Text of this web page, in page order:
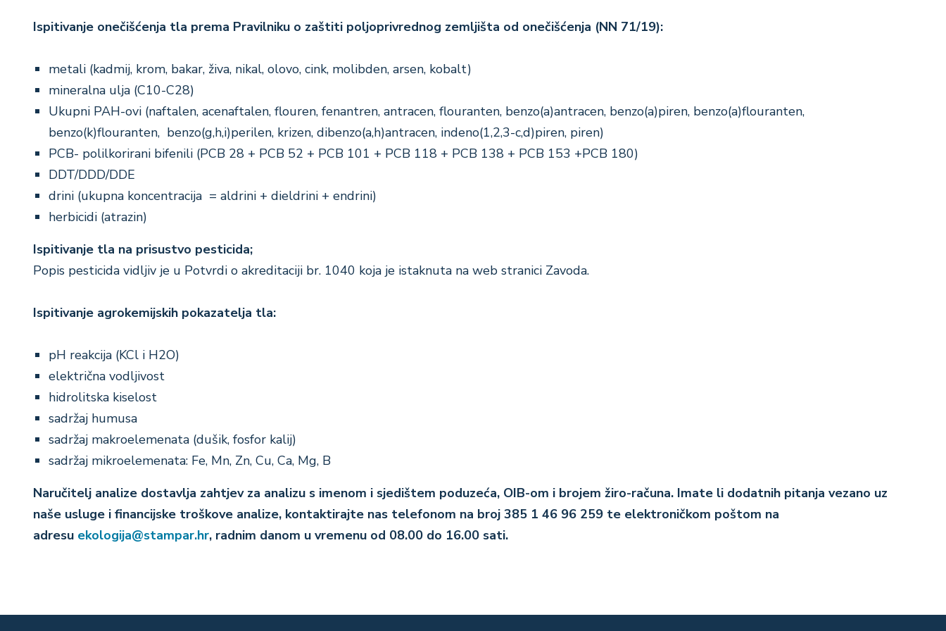
Ispitivanje onečišćenja tla prema Pravilniku o zaštiti poljoprivrednog zemljišta od onečišćenja (NN 71/19):
metali (kadmij, krom, bakar, živa, nikal, olovo, cink, molibden, arsen, kobalt)
mineralna ulja (C10-C28)
Ukupni PAH-ovi (naftalen, acenaftalen, flouren, fenantren, antracen, flouranten, benzo(a)antracen, benzo(a)piren, benzo(a)flouranten,
benzo(k)flouranten, benzo(g,h,i)perilen, krizen, dibenzo(a,h)antracen, indeno(1,2,3-c,d)piren, piren)
PCB- polilkorirani bifenili (PCB 28 + PCB 52 + PCB 101 + PCB 118 + PCB 138 + PCB 153 +PCB 180)
DDT/DDD/DDE
drini (ukupna koncentracija = aldrini + dieldrini + endrini)
herbicidi (atrazin)
Ispitivanje tla na prisustvo pesticida;
Popis pesticida vidljiv je u Potvrdi o akreditaciji br. 1040 koja je istaknuta na web stranici Zavoda.
Ispitivanje agrokemijskih pokazatelja tla:
pH reakcija (KCl i H2O)
električna vodljivost
hidrolitska kiselost
sadržaj humusa
sadržaj makroelemenata (dušik, fosfor kalij)
sadržaj mikroelemenata: Fe, Mn, Zn, Cu, Ca, Mg, B
Naručitelj analize dostavlja zahtjev za analizu s imenom i sjedištem poduzeća, OIB-om i brojem žiro-računa. Imate li dodatnih pitanja vezano uz
naše usluge i financijske troškove analize, kontaktirajte nas telefonom na broj 385 1 46 96 259 te elektroničkom poštom na
adresu ekologija@stampar.hr, radnim danom u vremenu od 08.00 do 16.00 sati.